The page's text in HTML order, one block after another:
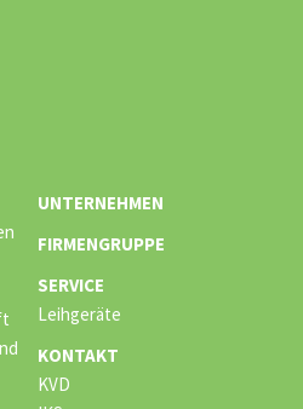
UNTERNEHMEN
FIRMENGRUPPE
SERVICE
Leihgeräte
KONTAKT
KVD